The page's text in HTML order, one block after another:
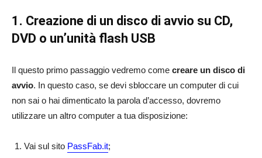
1. Creazione di un disco di avvio su CD,
DVD o un’unità flash USB
Il questo primo passaggio vedremo come creare un disco di
avvio. In questo caso, se devi sbloccare un computer di cui
non sai o hai dimenticato la parola d’accesso, dovremo
utilizzare un altro computer a tua disposizione:
Vai sul sito PassFab.it;